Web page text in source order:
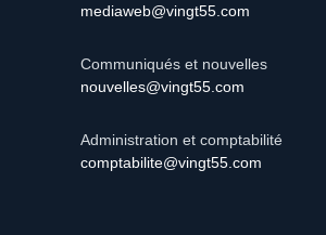
mediaweb@vingt55.com
Communiqués et nouvelles
nouvelles@vingt55.com
Administration et comptabilité
comptabilite@vingt55.com